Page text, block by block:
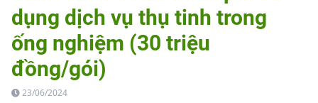
dụng dịch vụ thụ tinh trong
ống nghiệm (30 triệu
đồng/gói)
23/06/2024